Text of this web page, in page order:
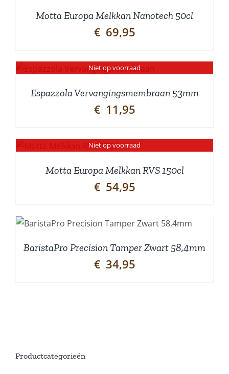
Motta Europa Melkkan Nanotech 50cl
€ 69,95
Niet op voorraad
Espazzola Vervangingsmembraan 53mm
€ 11,95
Niet op voorraad
Motta Europa Melkkan RVS 150cl
€ 54,95
BaristaPro Precision Tamper Zwart 58,4mm
€ 34,95
Productcategorieën